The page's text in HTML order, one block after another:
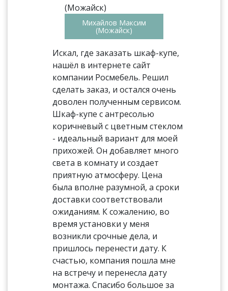
Михайлов Максим
(Можайск)
Искал, где заказать шкаф-купе,
нашёл в интернете сайт
компании Росмебель. Решил
сделать заказ, и остался очень
доволен полученным сервисом.
Шкаф-купе с антресолью
коричневый с цветным стеклом
- идеальный вариант для моей
прихожей. Он добавляет много
света в комнату и создает
приятную атмосферу. Цена
была вполне разумной, а сроки
доставки соответствовали
ожиданиям. К сожалению, во
время установки у меня
возникли срочные дела, и
пришлось перенести дату. К
счастью, компания пошла мне
на встречу и перенесла дату
монтажа. Спасибо большое за